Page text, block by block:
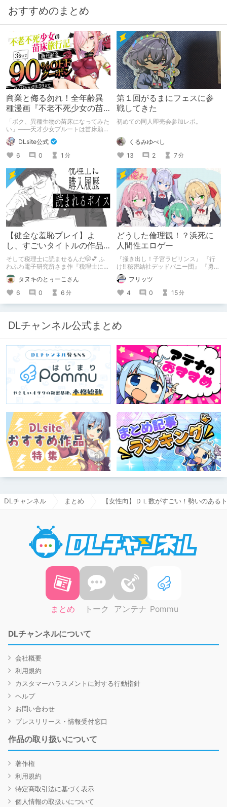
おすすめのまとめ
商業と侮る勿れ！全年齢異
種漫画『不老不死少女の苗
床旅行記』新刊記念1～3巻
90%オフクーポン配布中✨
「ボク、異種生物の苗床になってみた
い」――天才少女プルートは苗床願望
を叶えるため、不老不死の体を手に入
れた！ 話題沸騰の全年齢苗床コミッ
クスの新刊が発売開始！ それを記念
して1～3巻まで90%OFFクーポン配
布いたします！ まだ本作品未体験の
皆さん、多分お好きです。ぜひお試し
ください。
DLsite公式
6
0 1 分
第１回がるまにフェスに参
戦してきた
初めての同人即売会参加レポ。
くるみゆべし
13
2 7分
【健全な羞恥プレイ】よ
し、すごいタイトルの作品
をまた買おう。【湧き上が
る不健全な気持ち】
そして税理士に読ませるんだ🤭💕 ふ
わふわ電子研究所さま作『税理士に購
入履歴読まれるボイス』の感想レビュ
ーです！タヌキのとぅーこさん
6
0 6 分
どうした倫理観！？浜死に
人間性エロゲー
『掻き出し！子宮ラビリンス』 『行
け!! 秘密結社デッドバニー団』 『勇者
ミアとツンツン猫サキュバス ~それで
も勇者はコロせない!~』 『めいどいん
めいど！』 本記事はねくすとテーマ
「人に薦めづらいけど好きな作
品」”ではない”です。 好きだったら人
フリッツ
4
0 15分
DLチャンネル公式まとめ
DLチャンネル まとめ 【女性向】ＤＬ数がすごい！勢いのあ
まとめ トーク アンテナ Pommu
DLチャンネルについて
会社概要
利用規約
カスタマーハラスメントに対する行動指針
ヘルプ
お問い合わせ
プレスリリース・情報受付窓口
作品の取り扱いについて
著作権
利用規約
特定商取引法に基づく表示
個人情報の取扱いについて